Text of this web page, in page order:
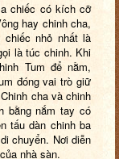
chiếc có kích cỡ
hay chinh cha,
nhỏ nhất là
là túc chinh. Khi
Tum để nằm,
đóng vai trò giữ
cha và chinh
bằng nắm tay có
tấu dàn chinh ba
chuyển. Nơi diễn
nhà sàn.